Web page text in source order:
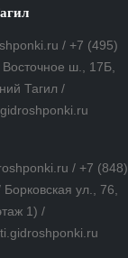
/ +7 (495)
ш., 17Б,
Тагил /
/ +7 (848)
ул., 76,
1) /